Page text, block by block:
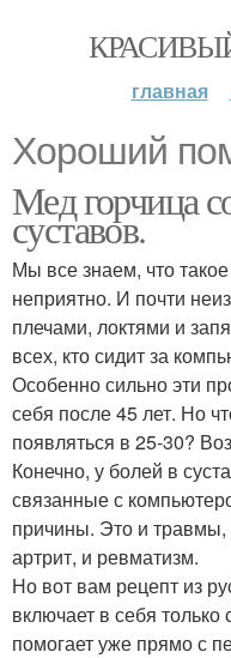
главная
Хороший
Мед горчица
суставов.
Мы все знаем, что
неприятно. И почти
плечами, локтями и
всех, кто сидит за
Особенно сильно эти
себя после 45 лет. Но
появляться в 25-30?
Конечно, у болей в
связанные с
причины. Это и травмы,
артрит, и ревматизм.
Но вот вам рецепт из
включает в себя
помогает уже прямо с